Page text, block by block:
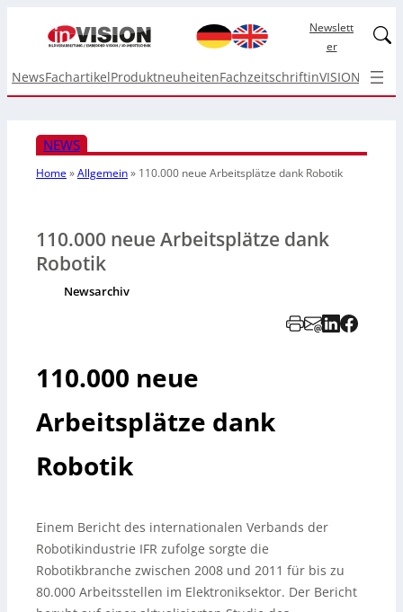
Newslett
er
NewsFachartikelProduktneuheitenFachzeitschriftinVISION Top
NEWS
Home»Allgemein» 110.000 neue Arbeitsplätze dank Robotik
110.000 neue Arbeitsplätze dank
Robotik
Newsarchiv
110.000 neue
Arbeitsplätze dank
Robotik
Einem Bericht des internationalen Verbands der
Robotikindustrie IFR zufolge sorgte die
Robotikbranche zwischen 2008 und 2011 für bis zu
80.000 Arbeitsstellen im Elektroniksektor. Der Bericht